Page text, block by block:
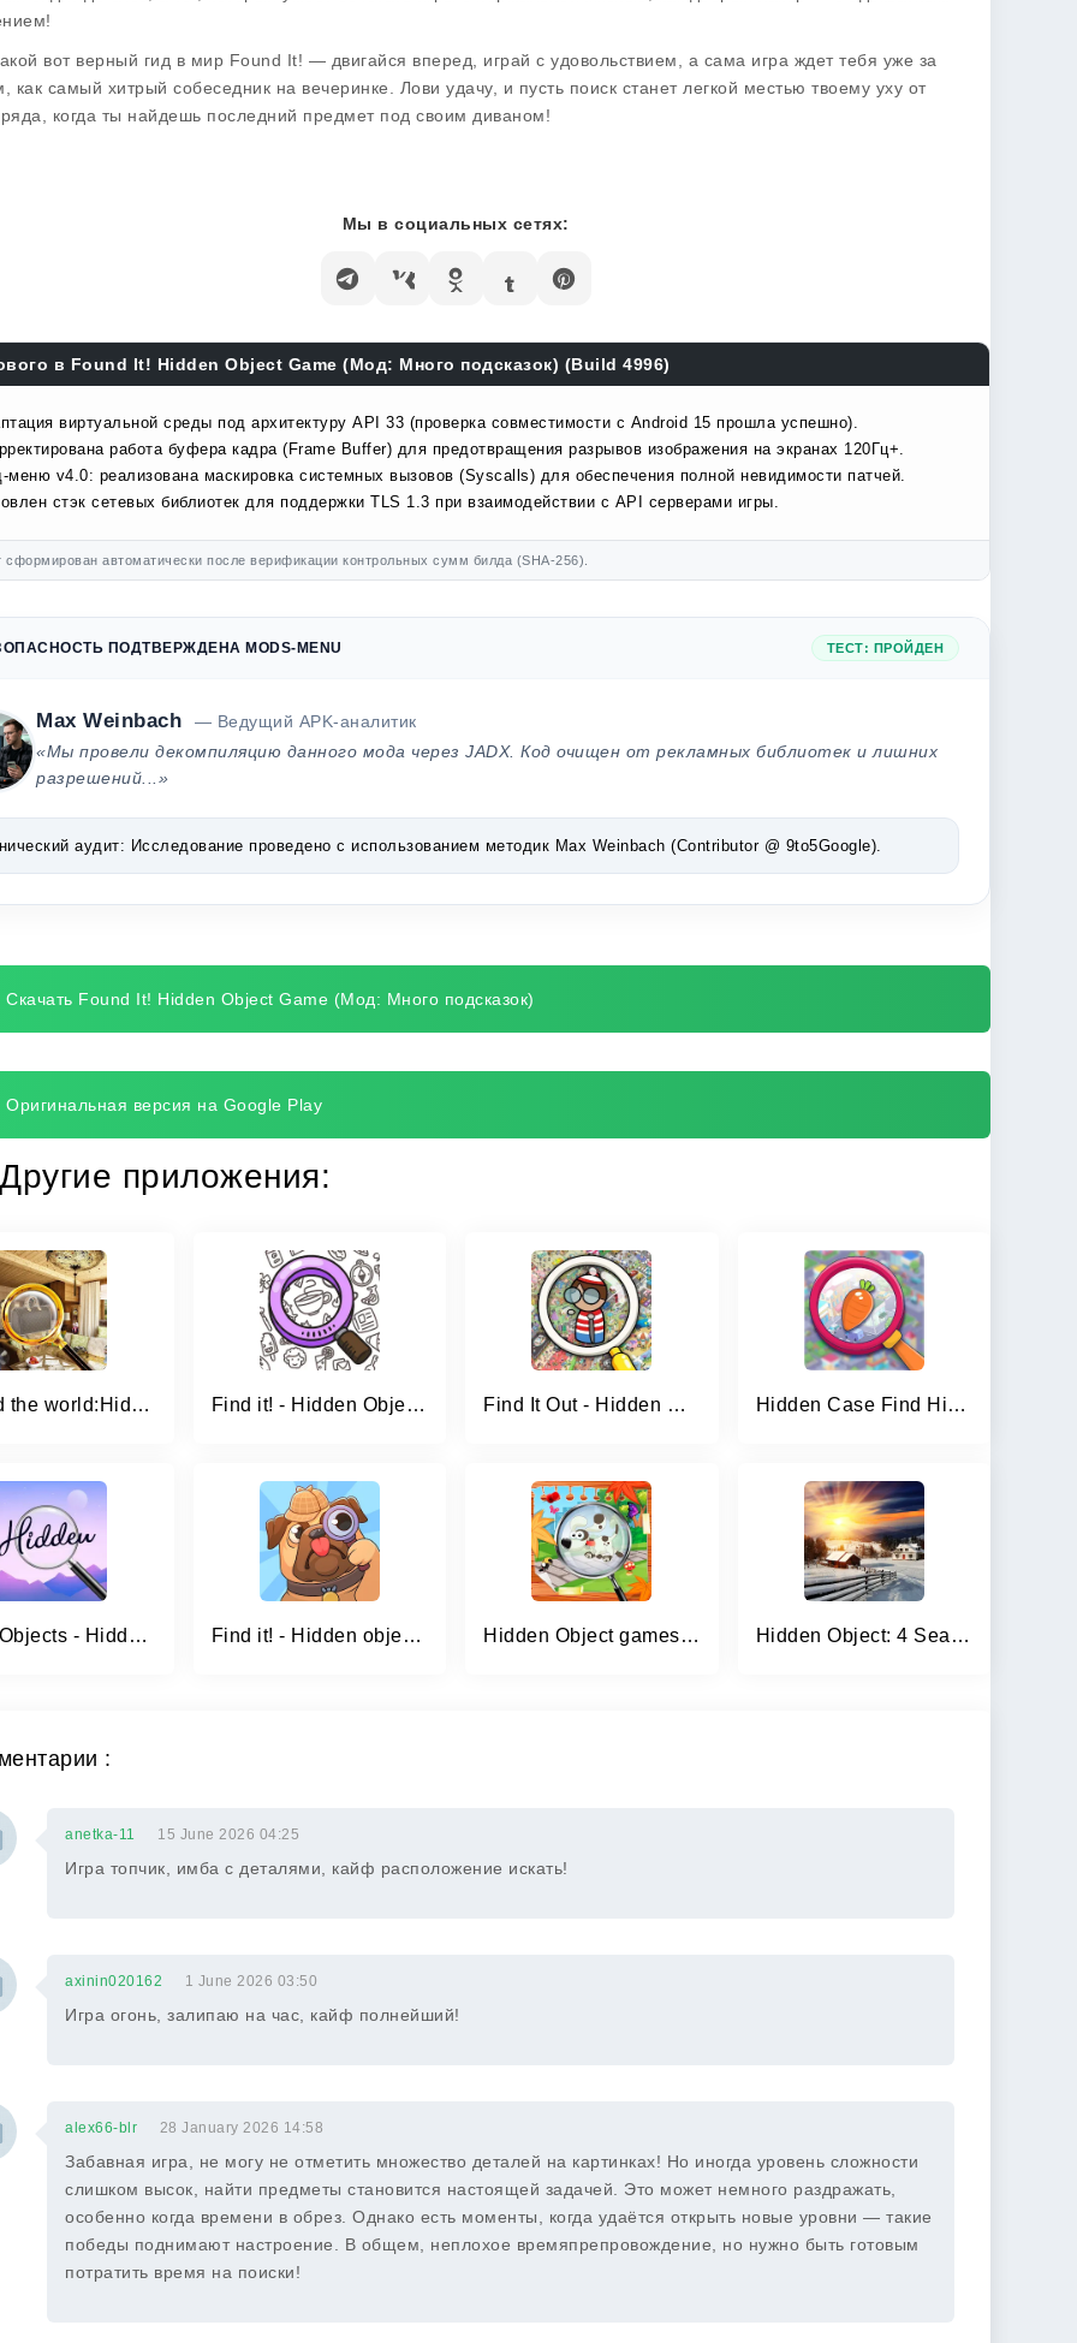
вот верный гид в мир Found It! — двигайся вперед, играй с удовольствием, а сама игра ждет тебя уже за
как самый хитрый собеседник на вечеринке. Лови удачу, и пусть поиск станет легкой местью твоему уху от
когда ты найдешь последний предмет под своим диваном!
Мы в социальных сетях:
в Found It! Hidden Object Game (Мод: Много подсказок) (Build 4996)
виртуальной среды под архитектуру API 33 (проверка совместимости с Android 15 прошла успешно).
работа буфера кадра (Frame Buffer) для предотвращения разрывов изображения на экранах 120Гц+.
меню v4.0: реализована маскировка системных вызовов (Syscalls) для обеспечения полной невидимости патчей.
стэк сетевых библиотек для поддержки TLS 1.3 при взаимодействии с API серверами игры.
автоматически после верификации контрольных сумм билда (SHA-256).
ПОДТВЕРЖДЕНА MODS-MENU ТЕСТ: ПРОЙДЕН
Max Weinbach
— Ведущий APK-аналитик
«Мы провели декомпиляцию данного мода через JADX. Код очищен от рекламных библиотек и лишних
разрешений...»
аудит: Исследование проведено с использованием методик Max Weinbach (Contributor @ 9to5Google).
Скачать Found It! Hidden Object Game (Мод: Много подсказок)
Оригинальная версия на Google Play
Другие приложения:
Around the world:Hidden Object Find it! - Hidden Object Games Find It Out - Hidden Object Hidden Case Find Hidden Object
Bright Objects - Hidden Object Find it! - Hidden object game Hidden Object games for kids Hidden Object: 4 Seasons
:
anetka-11 15 June 2026 04:25
Игра топчик, имба с деталями, кайф расположение искать!
axinin020162 1 June 2026 03:50
Игра огонь, залипаю на час, кайф полнейший!
alex66-blr 28 January 2026 14:58
Забавная игра, не могу не отметить множество деталей на картинках! Но иногда уровень сложности
слишком высок, найти предметы становится настоящей задачей. Это может немного раздражать,
особенно когда времени в обрез. Однако есть моменты, когда удаётся открыть новые уровни — такие
победы поднимают настроение. В общем, неплохое времяпрепровождение, но нужно быть готовым
потратить время на поиски!